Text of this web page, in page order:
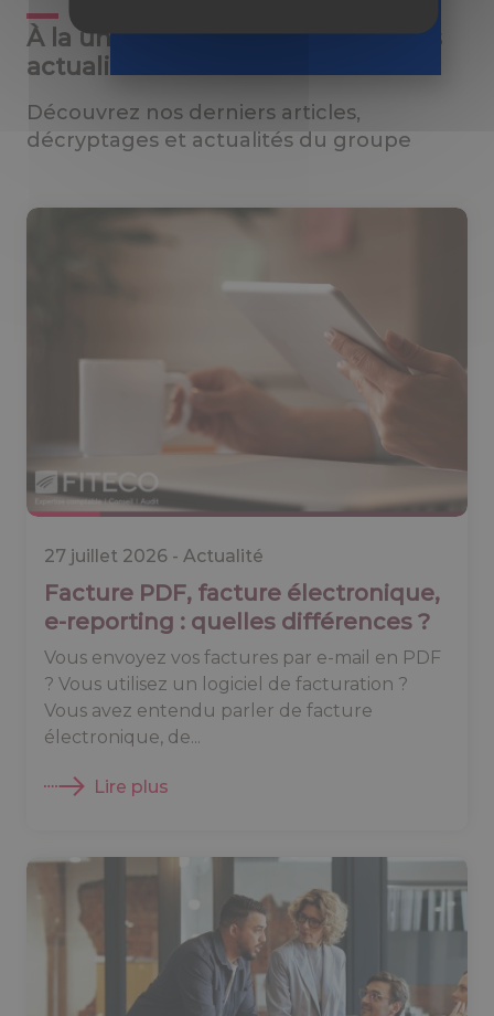
À la une : consultez nos dernières
actualités
Découvrez nos derniers articles,
décryptages et actualités du groupe
27 juillet 2026 - Actualité
Facture PDF, facture électronique,
e-reporting : quelles différences ?
Vous envoyez vos factures par e-mail en PDF
? Vous utilisez un logiciel de facturation ?
Vous avez entendu parler de facture
électronique, de...
Lire plus